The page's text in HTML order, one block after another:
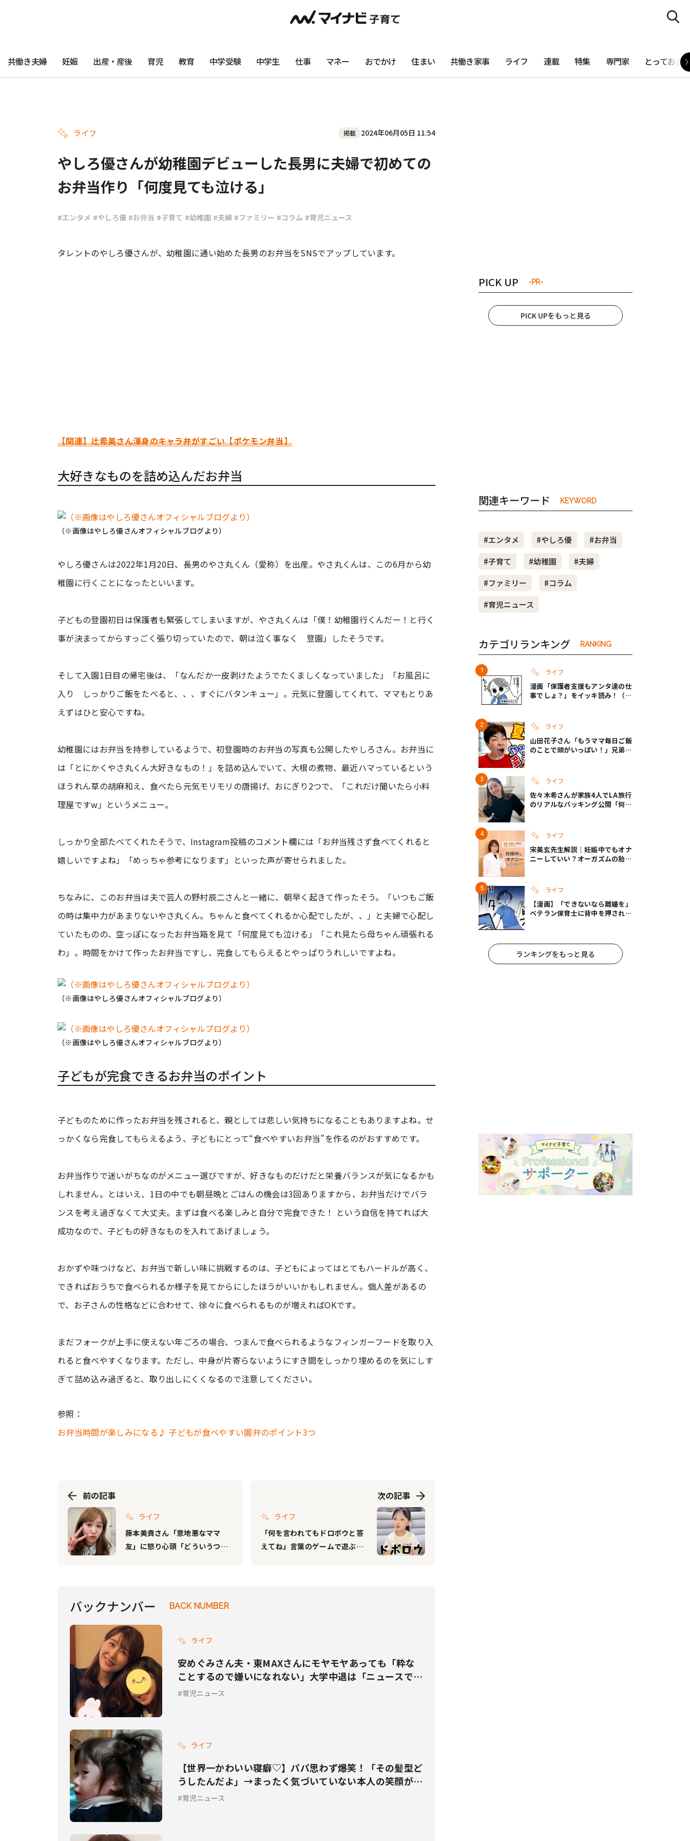
共働き夫婦 妊娠 出産・産後 育児 教育 中学受験 中学生 仕事 マネー おでかけ 住まい 共働き家事 ライフ 連載 特集 専門家 とっておき
ライフ 掲載 2024年06月05日 11:54
やしろ優さんが幼稚園デビューした長男に夫婦で初めての
お弁当作り「何度見ても泣ける」
#エンタメ #やしろ優 #お弁当 #子育て #幼稚園 #夫婦 #ファミリー #コラム #育児ニュース
タレントのやしろ優さんが、幼稚園に通い始めた長男のお弁当をSNSでアップしています。
【関連】辻希美さん渾身のキャラ弁がすごい【ポケモン弁当】
大好きなものを詰め込んだお弁当
（※画像はやしろ優さんオフィシャルブログより）
やしろ優さんは2022年1月20日、長男のやさ丸くん（愛称）を出産。やさ丸くんは、この6月から幼
稚園に行くことになったといいます。
子どもの登園初日は保護者も緊張してしまいますが、やさ丸くんは「僕！幼稚園行くんだー！と行く
事が決まってからすっごく張り切っていたので、朝は泣く事なく 登園」したそうです。
そして入園1日目の帰宅後は、「なんだか一皮剥けたようでたくましくなっていました」「お風呂に
入り しっかりご飯をたべると、、、すぐにバタンキュー」。元気に登園してくれて、ママもとりあ
えずはひと安心ですね。
幼稚園にはお弁当を持参しているようで、初登園時のお弁当の写真も公開したやしろさん。お弁当に
は「とにかくやさ丸くん大好きなもの！」を詰め込んでいて、大根の煮物、最近ハマっているという
ほうれん草の胡麻和え、食べたら元気モリモリの唐揚げ、おにぎり2つで、「これだけ聞いたら小料
理屋ですw」というメニュー。
しっかり全部たべてくれたそうで、Instagram投稿のコメント欄には「お弁当残さず食べてくれると
嬉しいですよね」「めっちゃ参考になります」といった声が寄せられました。
ちなみに、このお弁当は夫で芸人の野村辰二さんと一緒に、朝早く起きて作ったそう。「いつもご飯
の時は集中力があまりないやさ丸くん。ちゃんと食べてくれるか心配でしたが、、」と夫婦で心配し
ていたものの、空っぽになったお弁当箱を見て「何度見ても泣ける」「これ見たら母ちゃん頑張れる
わ」。時間をかけて作ったお弁当ですし、完食してもらえるとやっぱりうれしいですよね。
（※画像はやしろ優さんオフィシャルブログより）
（※画像はやしろ優さんオフィシャルブログより）
子どもが完食できるお弁当のポイント
子どものために作ったお弁当を残されると、親としては悲しい気持ちになることもありますよね。せ
っかくなら完食してもらえるよう、子どもにとって“食べやすいお弁当”を作るのがおすすめです。
お弁当作りで迷いがちなのがメニュー選びですが、好きなものだけだと栄養バランスが気になるかも
しれません。とはいえ、1日の中でも朝昼晩とごはんの機会は3回ありますから、お弁当だけでバラ
ンスを考え過ぎなくて大丈夫。まずは食べる楽しみと自分で完食できた！ という自信を持てれば大
成功なので、子どもの好きなものを入れてあげましょう。
おかずや味つけなど、お弁当で新しい味に挑戦するのは、子どもによってはとてもハードルが高く、
できればおうちで食べられるか様子を見てからにしたほうがいいかもしれません。個人差があるの
で、お子さんの性格などに合わせて、徐々に食べられるものが増えればOKです。
まだフォークが上手に使えない年ごろの場合、つまんで食べられるようなフィンガーフードを取り入
れると食べやすくなります。ただし、中身が片寄らないようにすき間をしっかり埋めるのを気にしす
ぎて詰め込み過ぎると、取り出しにくくなるので注意してください。
参照：
お弁当時間が楽しみになる♪ 子どもが食べやすい園弁のポイント3つ
前の記事
ライフ
藤本美貴さん「意地悪なママ
友」に怒り心頭「どういうつも
次の記事
ライフ
「何を言われてもドロボウと答
えてね」言葉のゲームで遊ぶ親
バックナンバー BACK NUMBER
ライフ
安めぐみさん夫・東MAXさんにモヤモヤあっても「粋な
ことするので嫌いになれない」大学中退は「ニュースで知
った」
育児ニュース
ライフ
【世界一かわいい寝癖♡】パパ思わず爆笑！「その髪型ど
うしたんだよ」→まったく気づいていない本人の笑顔がピ
ュアすぎる
育児ニュース
PICK UP -PR-
PICK UPをもっと見る
関連キーワード KEYWORD
#エンタメ #やしろ優
#お弁当
#子育て
#幼稚園
#夫婦
#ファミリー
#コラム
#育児ニュース
カテゴリランキング RANKING
ライフ
漫画「保護者支援もアンタ達の仕
事でしょ？」をイッキ読み！（右
ライフ
山田花子さん「もうママ毎日ご飯
のことで頭がいっぱい！」兄弟夏
ライフ
佐々木希さんが家族4人でLA旅行
のリアルなパッキング公開「何が
ライフ
宋美玄先生解説｜妊娠中でもオナ
ニーしていい？オーガズムの胎児
ライフ
【漫画】「できないなら離婚を」
ベテラン保育士に背中を押され、
ランキングをもっと見る